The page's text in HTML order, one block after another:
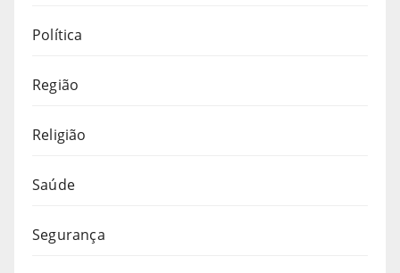
Política
Região
Religião
Saúde
Segurança